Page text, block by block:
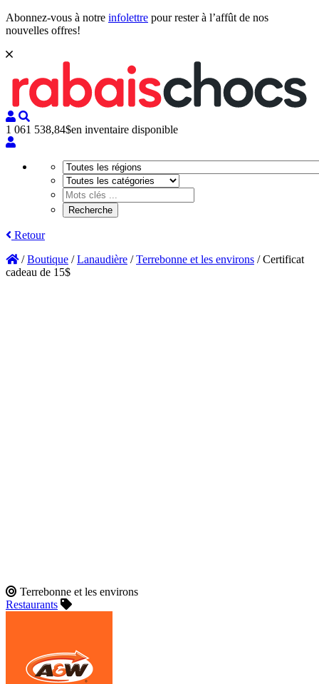
Abonnez-vous à notre infolettre pour rester à l’affût de nos
nouvelles offres!
1 061 538,84$en inventaire disponible
Retour
/Boutique /Lanaudière /Terrebonne et les environs /Certificat
cadeau de 15$
Terrebonne et les environs
Restaurants